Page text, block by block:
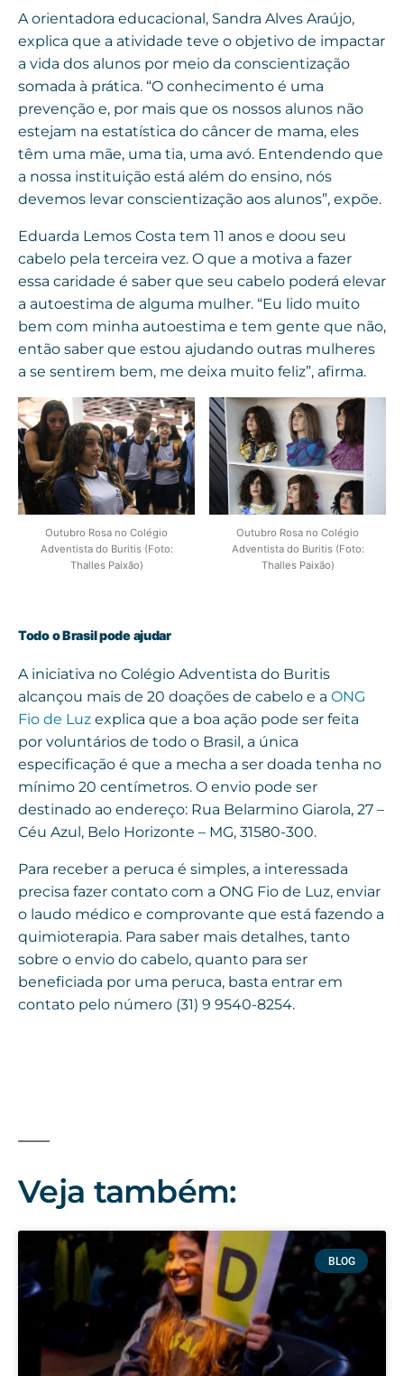
A orientadora educacional, Sandra Alves Araújo,
explica que a atividade teve o objetivo de impactar
a vida dos alunos por meio da conscientização
somada à prática. “O conhecimento é uma
prevenção e, por mais que os nossos alunos não
estejam na estatística do câncer de mama, eles
têm uma mãe, uma tia, uma avó. Entendendo que
a nossa instituição está além do ensino, nós
devemos levar conscientização aos alunos”, expõe.
Eduarda Lemos Costa tem 11 anos e doou seu
cabelo pela terceira vez. O que a motiva a fazer
essa caridade é saber que seu cabelo poderá elevar
a autoestima de alguma mulher. “Eu lido muito
bem com minha autoestima e tem gente que não,
então saber que estou ajudando outras mulheres
a se sentirem bem, me deixa muito feliz”, afirma.
Outubro Rosa no Colégio
Adventista do Buritis (Foto:
Thalles Paixão)
Outubro Rosa no Colégio
Adventista do Buritis (Foto:
Thalles Paixão)
Todo o Brasil pode ajudar
A iniciativa no Colégio Adventista do Buritis
alcançou mais de 20 doações de cabelo e a ONG
Fio de Luz explica que a boa ação pode ser feita
por voluntários de todo o Brasil, a única
especificação é que a mecha a ser doada tenha no
mínimo 20 centímetros. O envio pode ser
destinado ao endereço: Rua Belarmino Giarola, 27 –
Céu Azul, Belo Horizonte – MG, 31580-300.
Para receber a peruca é simples, a interessada
precisa fazer contato com a ONG Fio de Luz, enviar
o laudo médico e comprovante que está fazendo a
quimioterapia. Para saber mais detalhes, tanto
sobre o envio do cabelo, quanto para ser
beneficiada por uma peruca, basta entrar em
contato pelo número (31) 9 9540-8254.
Veja também:
BLOG